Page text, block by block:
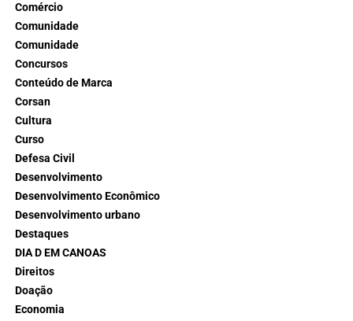
Comércio
Comunidade
Comunidade
Concursos
Conteúdo de Marca
Corsan
Cultura
Curso
Defesa Civil
Desenvolvimento
Desenvolvimento Econômico
Desenvolvimento urbano
Destaques
DIA D EM CANOAS
Direitos
Doação
Economia